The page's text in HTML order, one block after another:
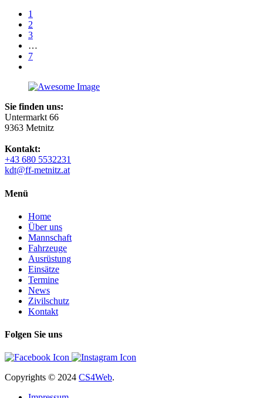
1
2
3
…
7
Sie finden uns:
Untermarkt 66
9363 Metnitz
Kontakt:
+43 680 5532231
kdt@ff-metnitz.at
Menü
Home
Über uns
Mannschaft
Fahrzeuge
Ausrüstung
Einsätze
Termine
News
Zivilschutz
Kontakt
Folgen Sie uns
Copyrights © 2024 CS4Web.